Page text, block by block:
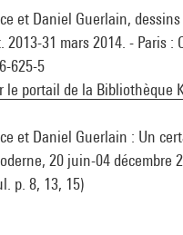
et Daniel Guerlain,
2013-31 mars 2014. - Paris :
625-5
le portail de la Bibliothèque
et Daniel Guerlain : Un
20 juin-04 décembre
p. 8, 13, 15)